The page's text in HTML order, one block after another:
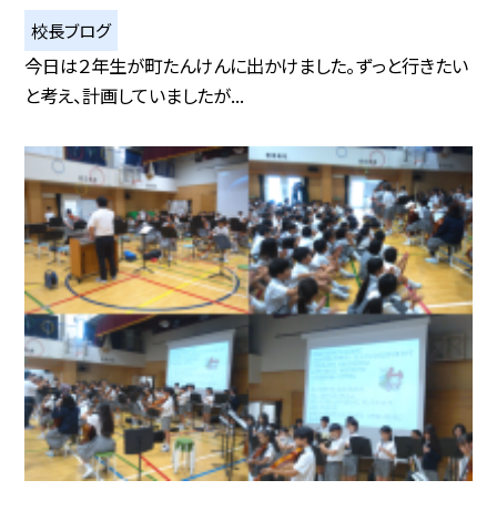
校長ブログ
今日は２年生が町たんけんに出かけました。ずっと行きたい
と考え、計画していましたが...